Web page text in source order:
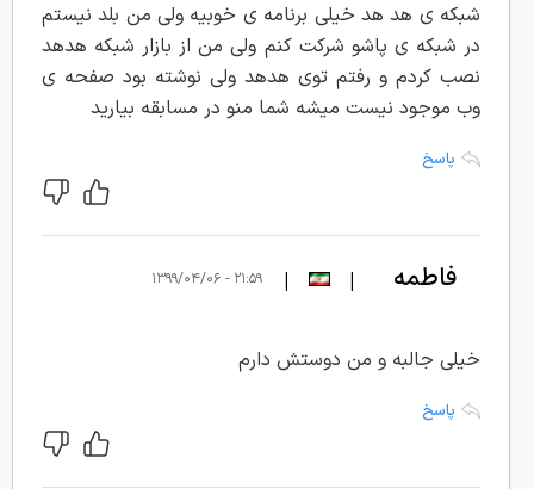
شبکه ی هد هد خیلی برنامه ی خوبیه ولی من بلد نیستم
در شبکه ی پاشو شرکت کنم ولی من از بازار شبکه هدهد
نصب کردم و رفتم توی هدهد ولی نوشته بود صفحه ی
وب موجود نیست میشه شما منو در مسابقه بیارید
پاسخ
فاطمه |
| ۲۱:۵۹ - ۱۳۹۹/۰۴/۰۶
خیلی جالبه و من دوستش دارم
پاسخ